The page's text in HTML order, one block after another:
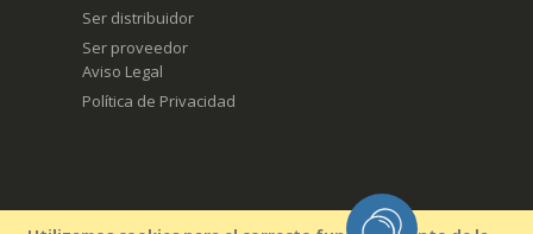
Ser distribuidor
Ser proveedor
Aviso Legal
Política de Privacidad